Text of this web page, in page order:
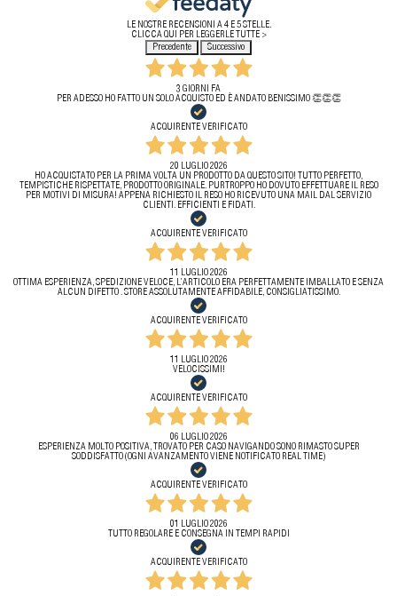
LE NOSTRE RECENSIONI A 4 E 5 STELLE.
CLICCA QUI PER LEGGERLE TUTTE >
Precedente
Successivo
3 GIORNI FA
PER ADESSO HO FATTO UN SOLO ACQUISTO ED È ANDATO BENISSIMO 👏👏👏
ACQUIRENTE VERIFICATO
20 LUGLIO 2026
HO ACQUISTATO PER LA PRIMA VOLTA UN PRODOTTO DA QUESTO SITO! TUTTO PERFETTO,
TEMPISTICHE RISPETTATE, PRODOTTO ORIGINALE. PURTROPPO HO DOVUTO EFFETTUARE IL RESO
PER MOTIVI DI MISURA! APPENA RICHIESTO IL RESO HO RICEVUTO UNA MAIL DAL SERVIZIO
CLIENTI. EFFICIENTI E FIDATI.
ACQUIRENTE VERIFICATO
11 LUGLIO 2026
OTTIMA ESPERIENZA, SPEDIZIONE VELOCE, L’ARTICOLO ERA PERFETTAMENTE IMBALLATO E SENZA
ALCUN DIFETTO . STORE ASSOLUTAMENTE AFFIDABILE, CONSIGLIATISSIMO.
ACQUIRENTE VERIFICATO
11 LUGLIO 2026
VELOCISSIMI!
ACQUIRENTE VERIFICATO
06 LUGLIO 2026
ESPERIENZA MOLTO POSITIVA, TROVATO PER CASO NAVIGANDO SONO RIMASTO SUPER
SODDISFATTO (OGNI AVANZAMENTO VIENE NOTIFICATO REAL TIME)
ACQUIRENTE VERIFICATO
01 LUGLIO 2026
TUTTO REGOLARE E CONSEGNA IN TEMPI RAPIDI
ACQUIRENTE VERIFICATO